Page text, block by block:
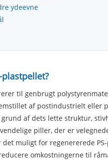
ydeevne
plastpellet?
til genbrugt
af postindustrielt eller
af dets lette struktur,
piller, der er
muligt for regenererede
omkostningerne til